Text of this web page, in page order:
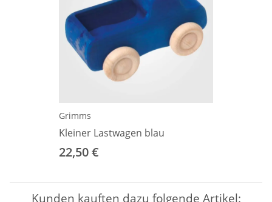
Grimms
Kleiner Lastwagen blau
22,50 €
Kunden kauften dazu folgende Artikel: